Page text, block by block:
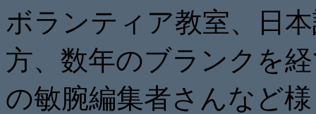
ボランティア教室、日
方、数年のブランクを
の敏腕編集者さんなど